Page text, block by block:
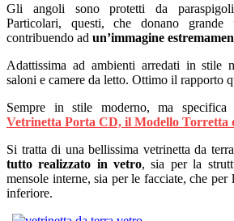
Gli angoli sono protetti da
Particolari, questi, che donano grande
contribuendo ad un’immagine
Adattissima ad ambienti arredati in stile
saloni e camere da letto. Ottimo il rapporto
Sempre in stile moderno, ma
Vetrinetta Porta CD, il Modello Torretta
Si tratta di una bellissima vetrinetta da
tutto realizzato in vetro, sia per la
mensole interne, sia per le facciate, che per
inferiore.